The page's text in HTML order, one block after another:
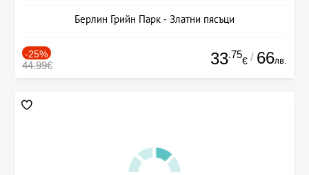
Берлин Грийн Парк - Златни пясъци
-25%
44.99€ 33.75
€ / 66лв.